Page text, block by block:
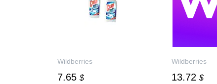
Wildberries
7.65 $
Wildberries
13.72 $